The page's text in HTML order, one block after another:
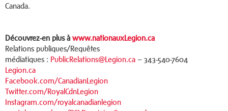
Canada.
Découvrez-en plus à www.nationauxLegion.ca
Relations publiques/Requêtes
médiatiques : PublicRelations@Legion.ca – 343-540-7604
Legion.ca
Facebook.com/CanadianLegion
Twitter.com/RoyalCdnLegion
Instagram.com/royalcanadianlegion